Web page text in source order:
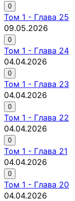
0
Том 1 - Глава 25
09.05.2026
0
Том 1 - Глава 24
04.04.2026
0
Том 1 - Глава 23
04.04.2026
0
Том 1 - Глава 22
04.04.2026
0
Том 1 - Глава 21
04.04.2026
0
Том 1 - Глава 20
04.04.2026